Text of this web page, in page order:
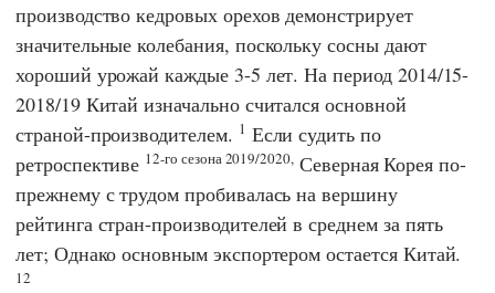
производство кедровых орехов демонстрирует
значительные колебания, поскольку сосны дают
хороший урожай каждые 3-5 лет. На период 2014/15-
2018/19 Китай изначально считался основной
страной-производителем. 1 Если судить по
ретроспективе 12-го сезона 2019/2020, Северная Корея по-
прежнему с трудом пробивалась на вершину
рейтинга стран-производителей в среднем за пять
лет; Однако основным экспортером остается Китай.
12